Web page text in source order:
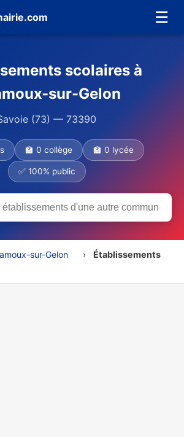
☰
scolaires à
sur-Gelon
(73) — 73390
🏫 0 collège 🏫 0 lycée
✅ 100% public
sur-Gelon ›
Établissements